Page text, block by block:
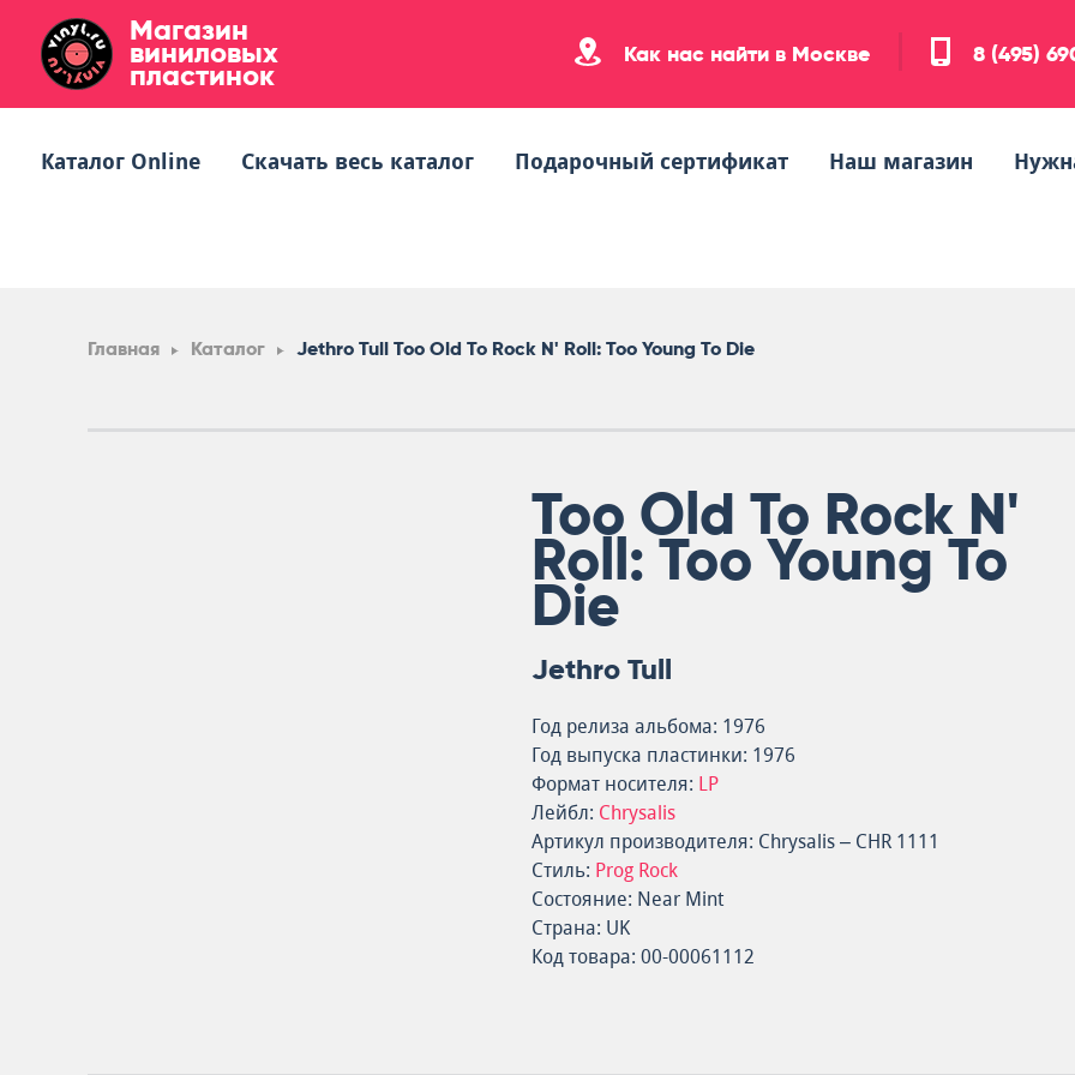
Магазин
виниловых
пластинок
Как нас найти в Москве 8 (495)
Каталог Online Скачать весь каталог Подарочный сертификат Наш магазин
Главная Каталог Jethro Tull Too Old To Rock N' Roll: Too Young To Die
Too Old To Rock N'
Roll: Too Young To
Die
Jethro Tull
Год релиза альбома: 1976
Год выпуска пластинки: 1976
Формат носителя: LP
Лейбл: Chrysalis
Артикул производителя: Chrysalis – CHR 1111
Стиль: Prog Rock
Состояние: Near Mint
Страна: UK
Код товара: 00-00061112